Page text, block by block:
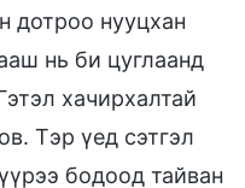
дотроо нууцхан
нь би цуглаанд
хачирхалтай
Тэр үед сэтгэл
бодоод тайван